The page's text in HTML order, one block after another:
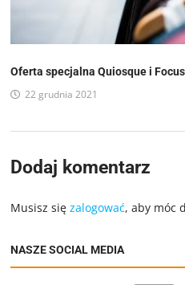
Oferta specjalna Quiosque i
22 grudnia 2021
Dodaj komentarz
Musisz sięzalogować, aby móc
NASZE SOCIAL MEDIA